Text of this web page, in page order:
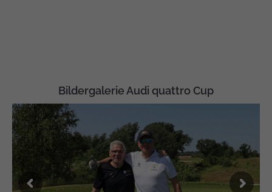
Bildergalerie Audi quattro Cup